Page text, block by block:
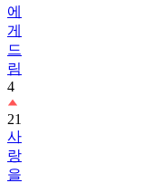
에
게
드
림
4
21
사
랑
을